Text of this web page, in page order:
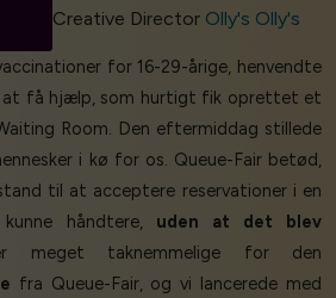
Creative Director Olly's Olly's
for 16-29-årige, henvendte
at få hjælp, som hurtigt fik oprettet et
Room. Den eftermiddag stillede
i kø for os. Queue-Fair betød,
til at acceptere reservationer i en
håndtere, uden at det blev
taknemmelige for den
fra Queue-Fair, og vi lancerede med